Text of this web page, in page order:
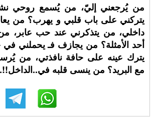
من يُرجعني إليّ، من يُسمع روحي
يتركني على باب قلبي و يهرب؟ من
داخلي، من يتذكرني عند حب عابر،
أحد الأمثلة؟ من يجازف فـ يحملني
يترك عينه على حافة نافذتي، من
مع البريد؟ من ينسى قلبه في..الداخل!!.